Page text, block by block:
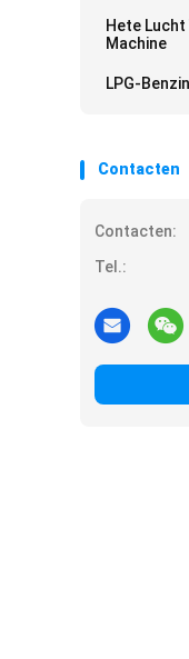
Hete
Machine
LPG-
Contacten
Contacten:
Tel.: